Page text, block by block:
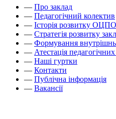
— Про заклад
— Педагогічний колектив
— Історія розвитку
— Стратегія розвитку
— Формування
— Атестація
— Наші гуртки
— Контакти
— Публічна інформація
— Вакансії